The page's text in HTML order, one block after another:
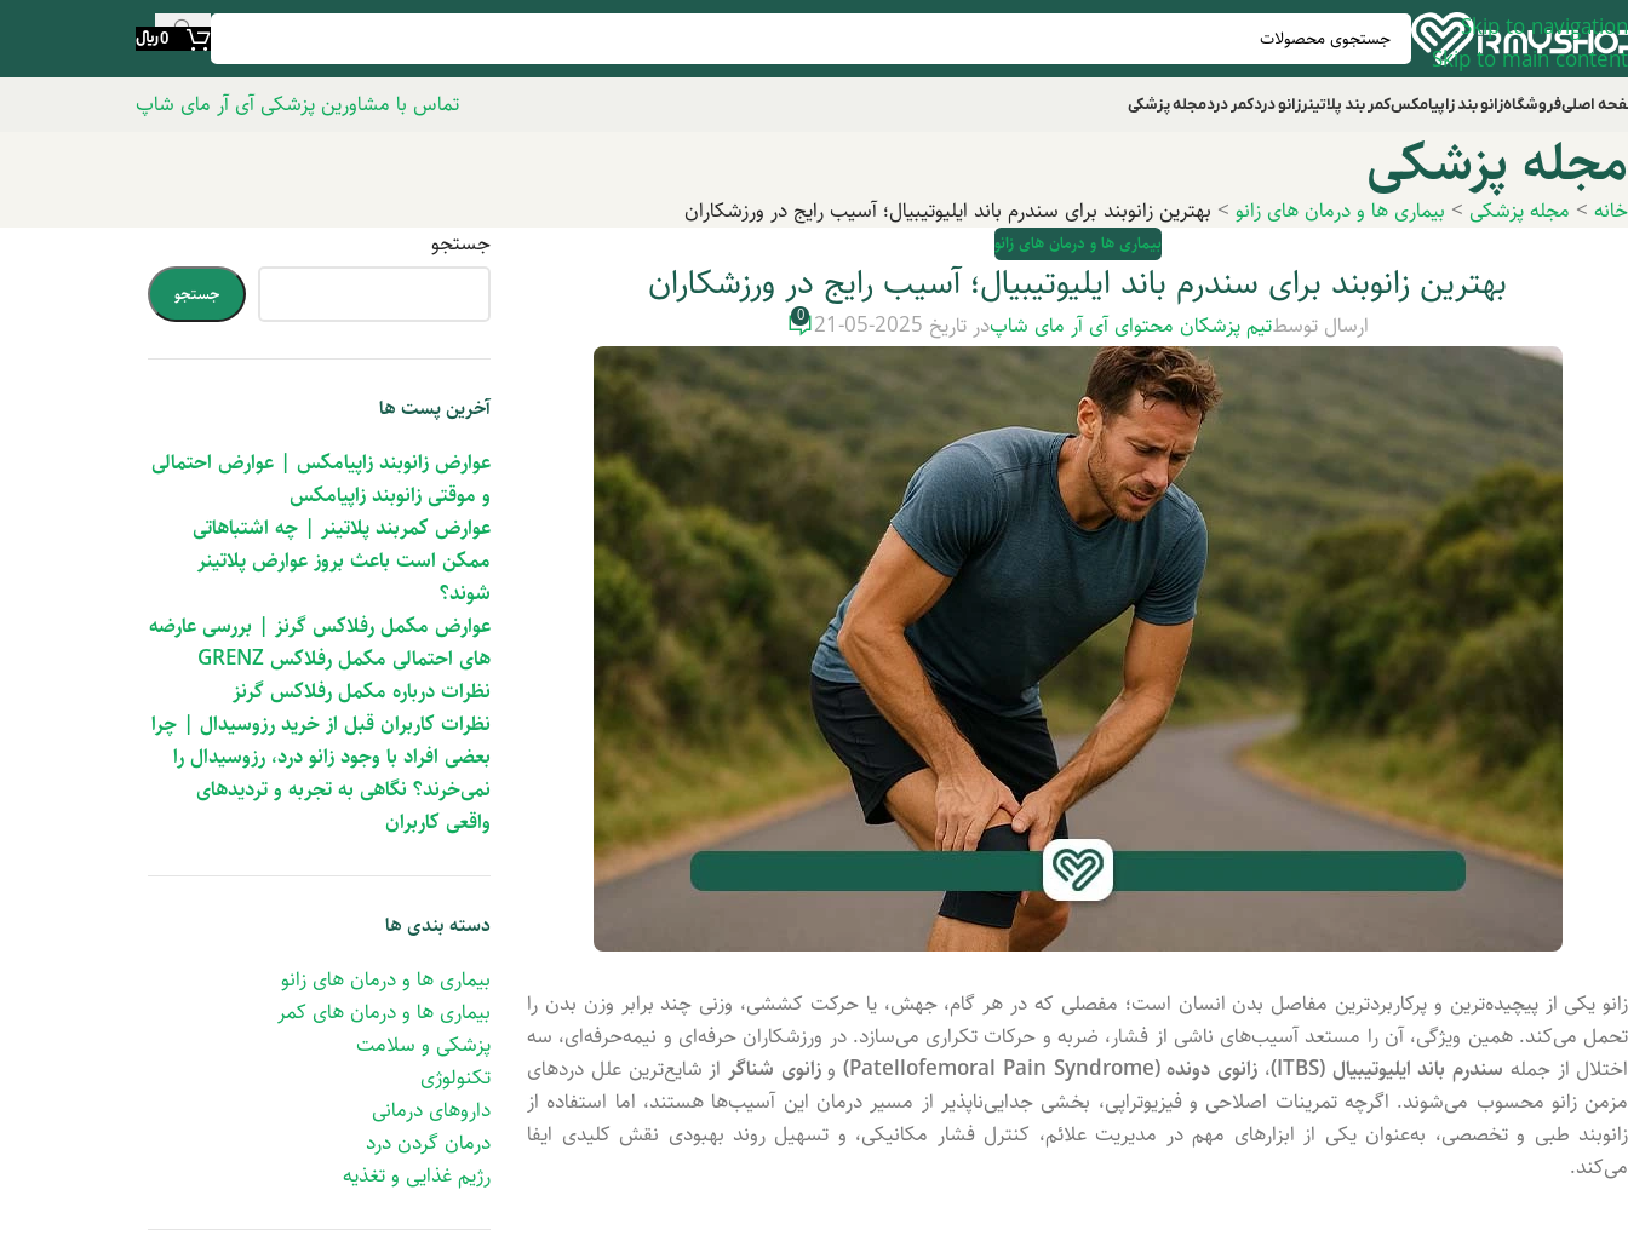
Skip to navigation
Skip to main content
0﷼
اصلیفروشگاهزانو بند زاپیامکسکمر بند پلاتینرزانو دردکمر دردمجله پزشکی تماس با مشاورین پزشکی آی آر مای شاپ
مجله پزشکی
خانه > مجله پزشکی > بیماری ها و درمان های زانو > بهترین زانوبند برای سندرم باند ایلیوتیبیال؛ آسیب رایج در ورزشکاران
بیماری ها و درمان های زانو
بهترین زانوبند برای سندرم باند ایلیوتیبیال؛ آسیب رایج در ورزشکاران
ارسال توسطتیم پزشکان محتوای آی آر مای شاپدر تاریخ 2025-05-21 0
زانو یکی ازپیچیده‌ترین و پرکاربردترین مفاصل بدن انسان است؛ مفصلی که در هر گام،جهش،یاحرکت کششی، وزنی چند برابر وزن بدن را
تحمل می‌کند.همین ویژگی، آنرا مستعد آسیب‌های ناشی از فشار، ضربه و حرکات تکراری می‌سازد.در ورزشکارانحرفه‌ای و نیمه‌حرفه‌ای، سه
اختلال ازجمله سندرم باند ایلیوتیبیال (ITBS) ، زانوی دونده ( Patellofemoral Pain Syndrome) وزانوی شناگر از شایع‌ترینعلل دردهای
مزمنزانو محسوب می‌شوند. اگرچهتمرینات اصلاحی وفیزیوتراپی، بخشی جدایی‌ناپذیر از مسیر درمان این آسیب‌ها هستند، اما استفاده از
زانوبند طبی وتخصصی، به‌عنوانیکی از ابزارهای مهمدر مدیریتعلائم، کنترلفشار مکانیکی، و تسهیلروند بهبودی نقش کلیدی ایفا
می‌کند.
جستجو
جستجو
آخرین پست ها
عوارض زانوبند زاپیامکس | عوارض احتمالی
و موقتی زانوبند زاپیامکس
عوارض کمربند پلاتینر | چه اشتباهاتی
ممکن است باعث بروز عوارض پلاتینر
شوند؟
عوارض مکمل رفلاکس گرنز | بررسی عارضه
های احتمالی مکمل رفلاکس GRENZ
نظرات درباره مکمل رفلاکس گرنز
نظرات کاربران قبل از خرید رزوسیدال | چرا
بعضی افراد با وجود زانو درد، رزوسیدال را
نمی‌خرند؟ نگاهی به تجربه و تردیدهای
واقعی کاربران
دسته بندی ها
بیماری ها و درمان های زانو
بیماری ها و درمان های کمر
پزشکی و سلامت
تکنولوژی
داروهای درمانی
درمان گردن درد
رژیم غذایی و تغذیه